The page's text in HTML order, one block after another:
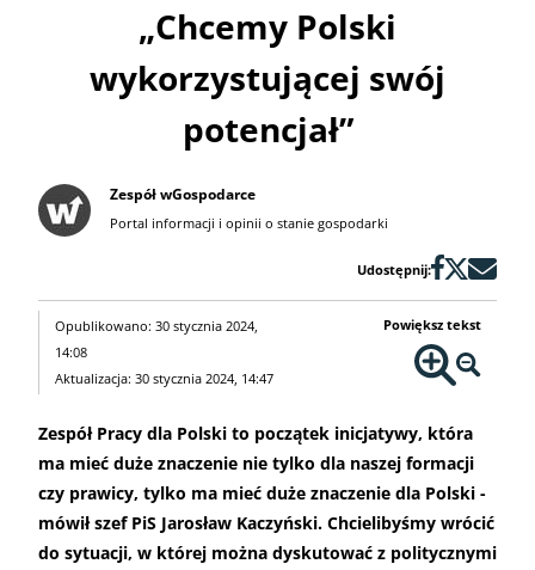
„Chcemy Polski
wykorzystującej swój
potencjał”
Zespół wGospodarce
Portal informacji i opinii o stanie gospodarki
Udostępnij:
Opublikowano: 30 stycznia 2024,
14:08
Aktualizacja: 30 stycznia 2024, 14:47
Powiększ tekst
Zespół Pracy dla Polski to początek inicjatywy, która
ma mieć duże znaczenie nie tylko dla naszej formacji
czy prawicy, tylko ma mieć duże znaczenie dla Polski -
mówił szef PiS Jarosław Kaczyński. Chcielibyśmy wrócić
do sytuacji, w której można dyskutować z politycznymi